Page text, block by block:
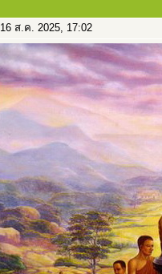
16 ส.ค. 2025, 17:02